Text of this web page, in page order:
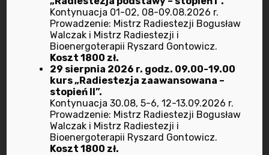
październik 2021
sierpień 2021
maj 2021
kwiecień 2021
marzec 2021
Kontynuacja 01-02, 08-09.08.2026 r.
Prowadzenie: Mistrz Radiestezji Bogusław
Walczak i Mistrz Radiestezji i
Bioenergoterapii Ryszard Gontowicz.
Koszt 1800 zł.
29 sierpnia 2026 r. godz. 09.00-19.00
kurs „Radiestezja zaawansowana –
stopień II”.
Kontynuacja 30.08, 5-6, 12-13.09.2026 r.
Prowadzenie: Mistrz Radiestezji Bogusław
Walczak i Mistrz Radiestezji i
Bioenergoterapii Ryszard Gontowicz.
Koszt 1800 zł.